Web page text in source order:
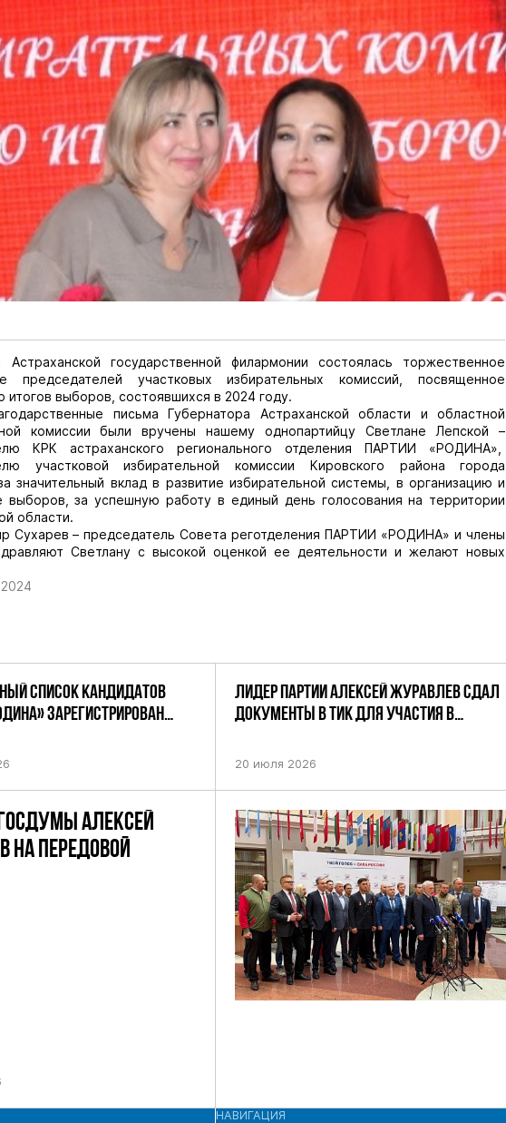
государственной филармонии состоялась торжественное
председателей участковых избирательных комиссий, посвященное
итогов выборов, состоявшихся в 2024 году.
письма Губернатора Астраханской области и областной
комиссии были вручены нашему однопартийцу Светлане Лепской –
КРК астраханского регионального отделения ПАРТИИ «РОДИНА»,
участковой избирательной комиссии Кировского района города
значительный вклад в развитие избирательной системы, в организацию и
выборов, за успешную работу в единый день голосования на территории
области.
– председатель Совета реготделения ПАРТИИ «РОДИНА» и члены
Светлану с высокой оценкой ее деятельности и желают новых
СПИСОК КАНДИДАТОВ
ЗАРЕГИСТРИРОВАН
АЛЕКСЕЙ
НА ПЕРЕДОВОЙ
ЛИДЕР ПАРТИИ АЛЕКСЕЙ ЖУРАВЛЕВ СДАЛ
ДОКУМЕНТЫ В ТИК ДЛЯ УЧАСТИЯ В
ПО НЕФТЕКАМСКОМУ ОДНОМАНДАТНОМУ
20 июля 2026
НАВИГАЦИЯ